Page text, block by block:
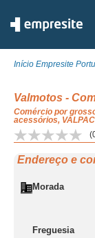
Início Empresite
Valmotos -
Comércio por
acessórios,
(
Endereço e
Morada
Freguesia